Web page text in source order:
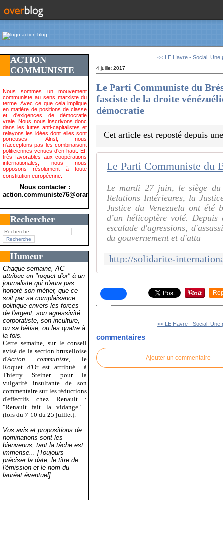
ACTION
COMMUNISTE
Nous sommes un mouvement
communiste au sens marxiste du
terme. Avec ce que cela implique
en matière de positions de classe
et d'exigences de démocratie
vraie. Nous nous inscrivons donc
dans les luttes anti-capitalistes et
relayons les idées dont elles sont
porteuses. Ainsi, nous
n'acceptons pas les combinaisont
politiciennes venues d'en-haut. Et,
très favorables aux coopérations
internationales, nous nous
opposons résolument à toute
constitution européenne.
Nous contacter :
action.communiste76@orange.fr>
Rechercher
Humeur
Chaque semaine, AC
attribue un "roquet d'or" à un
journaliste qui n'aura pas
honoré son métier, que ce
soit par sa complaisance
politique envers les forces
de l'argent, son agressivité
corporatiste, son inculture,
ou sa bêtise, ou les quatre à
la fois.
Cette semaine, sur le conseil
avisé de la section bruxelloise
d'Action communiste , le
Roquet d'Or est attribué
à
Thierry Steiner pour la
vulgarité insultante de son
commentaire sur les réductions
d'effectifs chez Renault :
"Renault fait la vidange"...
(lors du 7-10 du 25 juillet).
Vos avis et propositions de
nominations sont les
bienvenus, tant la tâche est
immense... [Toujours
préciser la date, le titre de
l'émission et le nom du
lauréat éventuel].
<< LE Havre - Social. Une
4 juillet 2017
Le Parti Communiste du
fasciste de la droite
démocratie
Cet article est reposté depuis
Le mardi 27 juin, le siège
Relations Intérieures, la
Justice du Venezuela ont été
d’un hélicoptère volé.
escalade d'agressions,
du gouvernement et d'atta
<< LE Havre - Social. Une
commentaires
Ajouter un commentaire